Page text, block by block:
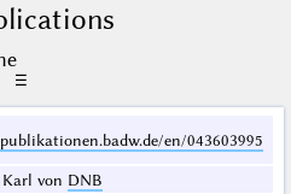
☰
en/043603995
von DNB